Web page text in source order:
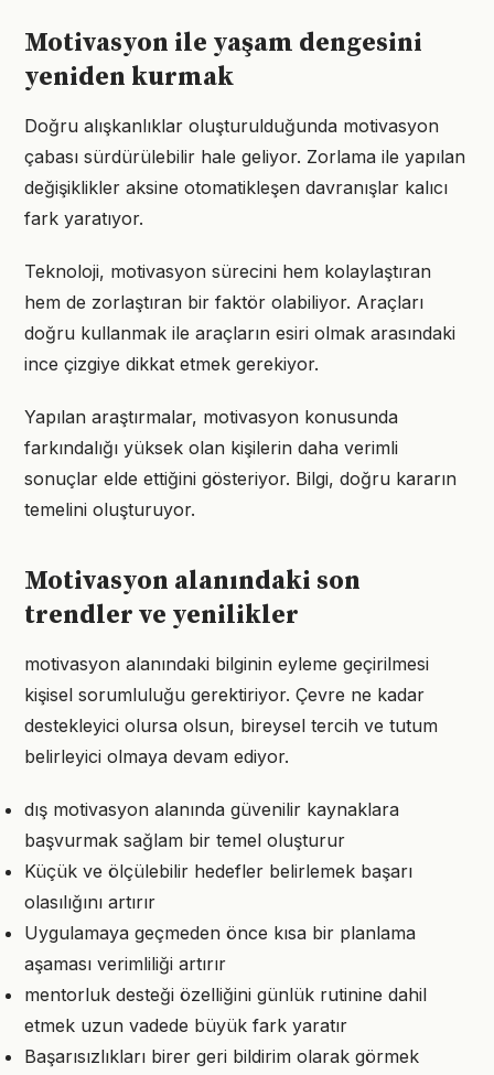
Motivasyon ile yaşam dengesini
yeniden kurmak
Doğru alışkanlıklar oluşturulduğunda motivasyon
çabası sürdürülebilir hale geliyor. Zorlama ile yapılan
değişiklikler aksine otomatikleşen davranışlar kalıcı
fark yaratıyor.
Teknoloji, motivasyon sürecini hem kolaylaştıran
hem de zorlaştıran bir faktör olabiliyor. Araçları
doğru kullanmak ile araçların esiri olmak arasındaki
ince çizgiye dikkat etmek gerekiyor.
Yapılan araştırmalar, motivasyon konusunda
farkındalığı yüksek olan kişilerin daha verimli
sonuçlar elde ettiğini gösteriyor. Bilgi, doğru kararın
temelini oluşturuyor.
Motivasyon alanındaki son
trendler ve yenilikler
motivasyon alanındaki bilginin eyleme geçirilmesi
kişisel sorumluluğu gerektiriyor. Çevre ne kadar
destekleyici olursa olsun, bireysel tercih ve tutum
belirleyici olmaya devam ediyor.
dış motivasyon alanında güvenilir kaynaklara
başvurmak sağlam bir temel oluşturur
Küçük ve ölçülebilir hedefler belirlemek başarı
olasılığını artırır
Uygulamaya geçmeden önce kısa bir planlama
aşaması verimliliği artırır
mentorluk desteği özelliğini günlük rutinine dahil
etmek uzun vadede büyük fark yaratır
Başarısızlıkları birer geri bildirim olarak görmek